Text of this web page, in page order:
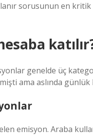
sorusunun en
genelde üç
ama aslında günlük
emisyon. Araba